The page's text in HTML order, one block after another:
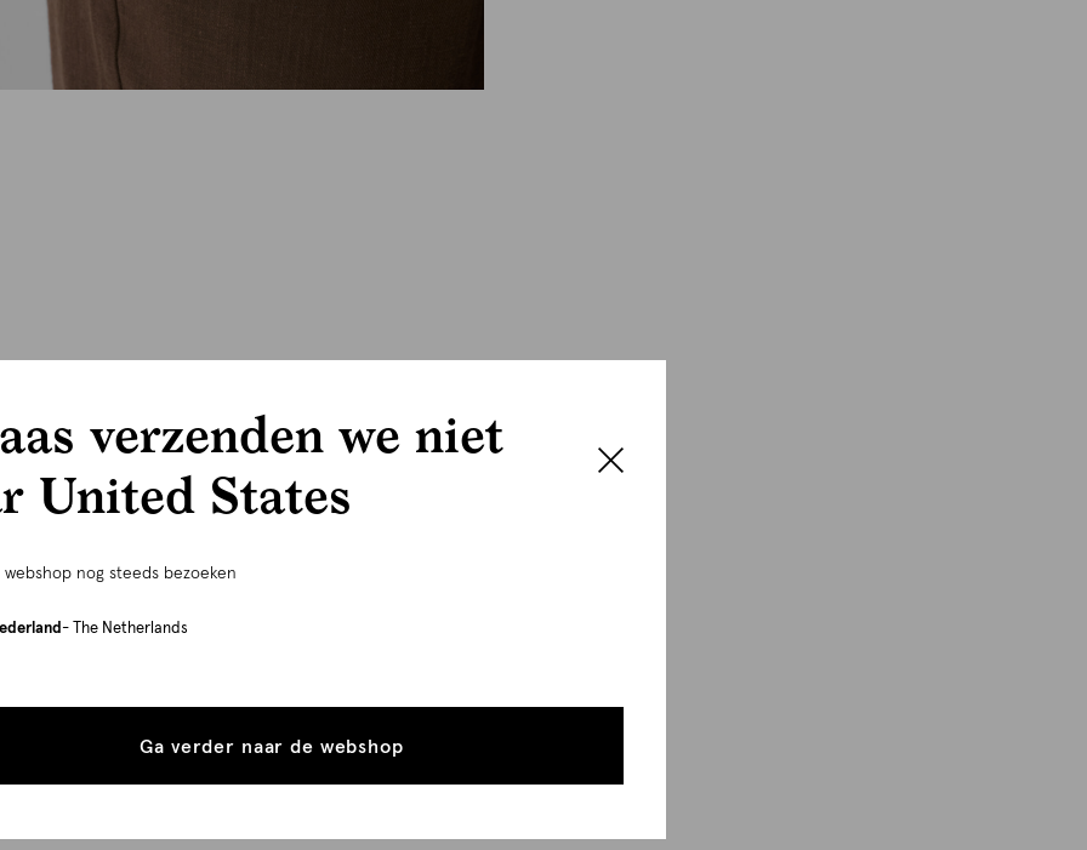
verzenden we niet
United States
nog steeds bezoeken
- The Netherlands
Ga verder naar de webshop